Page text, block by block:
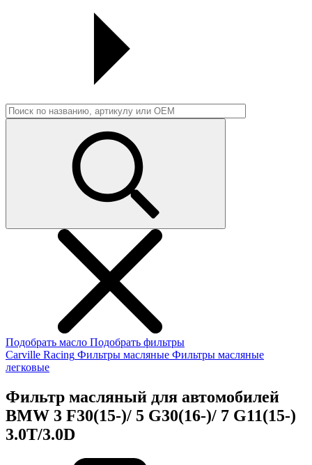
Подобрать масло Подобрать фильтры
Carville Racing Фильтры масляные Фильтры масляные
легковые
Фильтр масляный для автомобилей
BMW 3 F30(15-)/ 5 G30(16-)/ 7 G11(15-)
3.0T/3.0D